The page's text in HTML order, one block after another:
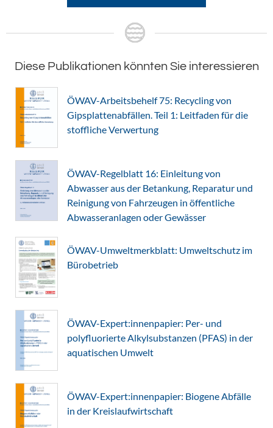
Diese Publikationen könnten Sie interessieren
ÖWAV-Arbeitsbehelf 75: Recycling von
Gipsplattenabfällen. Teil 1: Leitfaden für die
stoffliche Verwertung
ÖWAV-Regelblatt 16: Einleitung von
Abwasser aus der Betankung, Reparatur und
Reinigung von Fahrzeugen in öffentliche
Abwasseranlagen oder Gewässer
ÖWAV-Umweltmerkblatt: Umweltschutz im
Bürobetrieb
ÖWAV-Expert:innenpapier: Per- und
polyfluorierte Alkylsubstanzen (PFAS) in der
aquatischen Umwelt
ÖWAV-Expert:innenpapier: Biogene Abfälle
in der Kreislaufwirtschaft